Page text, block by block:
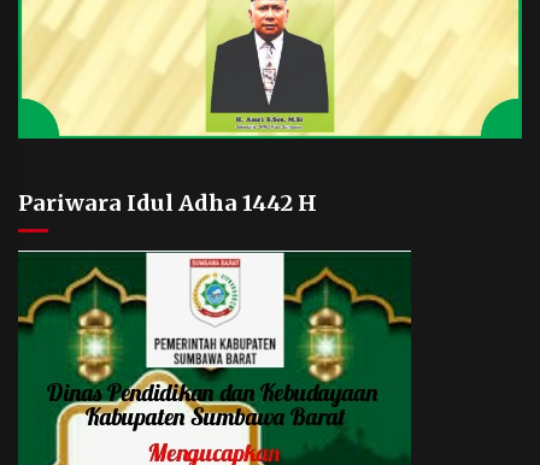
Pariwara Idul Adha 1442 H